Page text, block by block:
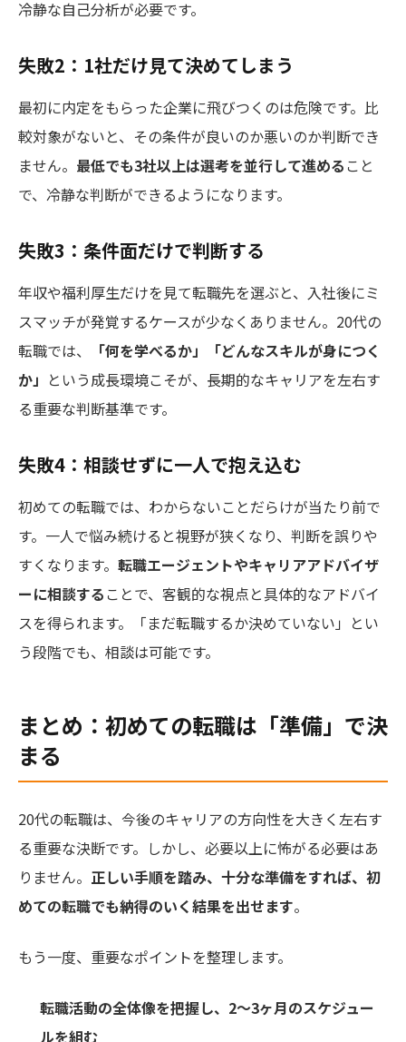
冷静な自己分析が必要です。
失敗2：1社だけ見て決めてしまう
最初に内定をもらった企業に飛びつくのは危険です。比
較対象がないと、その条件が良いのか悪いのか判断でき
ません。 最低でも3社以上は選考を並行して進める こと
で、冷静な判断ができるようになります。
失敗3：条件面だけで判断する
年収や福利厚生だけを見て転職先を選ぶと、入社後にミ
スマッチが発覚するケースが少なくありません。20代の
転職では、
「何を学べるか」「どんなスキルが身につく
か」 という成長環境こそが、長期的なキャリアを左右す
る重要な判断基準です。
失敗4：相談せずに一人で抱え込む
初めての転職では、わからないことだらけが当たり前で
す。一人で悩み続けると視野が狭くなり、判断を誤りや
すくなります。 転職エージェントやキャリアアドバイザ
ーに相談する ことで、客観的な視点と具体的なアドバイ
スを得られます。「まだ転職するか決めていない」とい
う段階でも、相談は可能です。
まとめ：初めての転職は「準備」で決
まる
20代の転職は、今後のキャリアの方向性を大きく左右す
る重要な決断です。しかし、必要以上に怖がる必要はあ
りません。 正しい手順を踏み、十分な準備をすれば、初
めての転職でも納得のいく結果を出せます。
もう一度、重要なポイントを整理します。
転職活動の全体像を把握し、2〜3ヶ月のスケジュー
ルを組む